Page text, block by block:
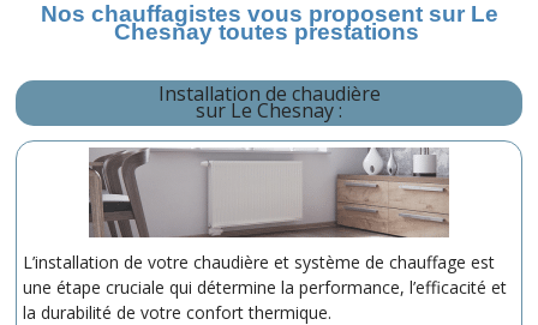
Nos chauffagistes vous proposent sur Le
Chesnay toutes prestations
Installation de chaudière
sur Le Chesnay:
L’installation de votre chaudière et système de chauffage est
une étape cruciale qui détermine la performance, l’efficacité et
la durabilité de votre confort thermique.